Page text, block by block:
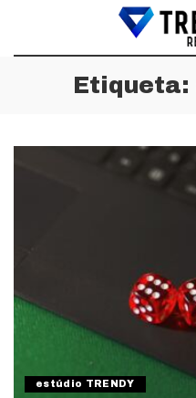
Etiqueta:
estúdio TRENDY